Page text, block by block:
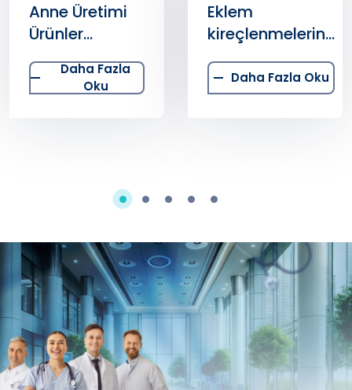
Anne Üretimi
Ürünler
Medicana’ da
Daha Fazla
Oku
Eklem
kireçlenmelerine
doğal zengin
serum tedavisi
Daha Fazla Oku